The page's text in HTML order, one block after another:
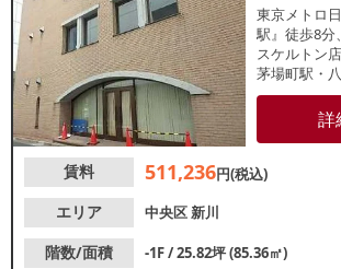
東京メトロ
駅』徒歩8分
スケルトン
茅場町駅・
可能で、周
舗が集積。
お問合せく
詳
賃料 511,236円(税込)
エリア
中央区新川
階数/面積
-1F / 25.82坪 (85.36㎡)